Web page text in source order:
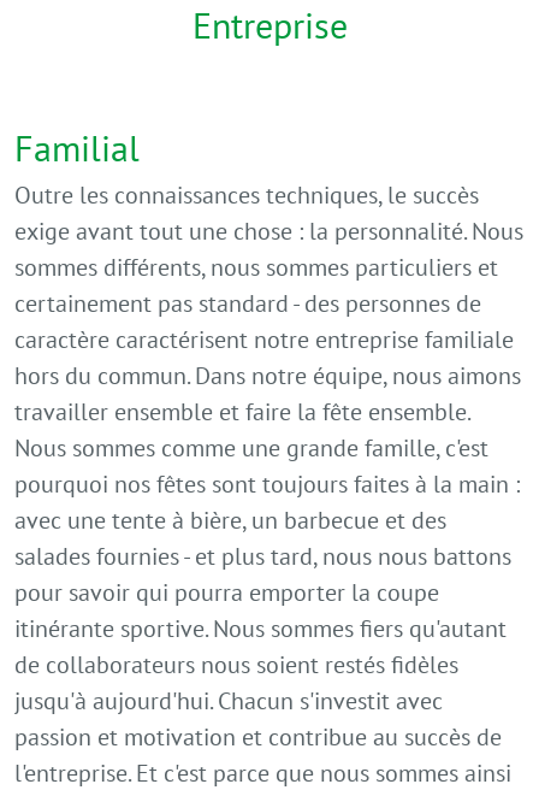
Entreprise
Familial
Outre les connaissances techniques, le succès
exige avant tout une chose : la personnalité. Nous
sommes différents, nous sommes particuliers et
certainement pas standard - des personnes de
caractère caractérisent notre entreprise familiale
hors du commun. Dans notre équipe, nous aimons
travailler ensemble et faire la fête ensemble.
Nous sommes comme une grande famille, c'est
pourquoi nos fêtes sont toujours faites à la main :
avec une tente à bière, un barbecue et des
salades fournies - et plus tard, nous nous battons
pour savoir qui pourra emporter la coupe
itinérante sportive. Nous sommes fiers qu'autant
de collaborateurs nous soient restés fidèles
jusqu'à aujourd'hui. Chacun s'investit avec
passion et motivation et contribue au succès de
l'entreprise. Et c'est parce que nous sommes ainsi